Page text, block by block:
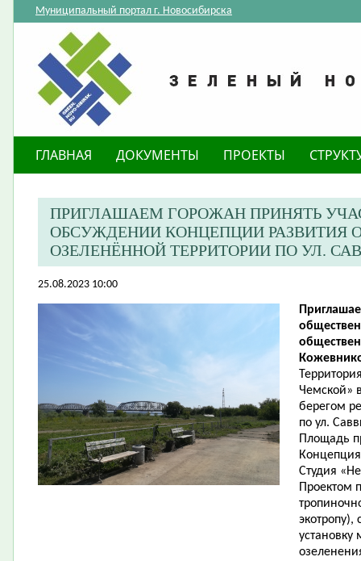
Муниципальный портал г. Новосибирска
ГЛАВНАЯ ДОКУМЕНТЫ ПРОЕКТЫ
ПРИГЛАШАЕМ ГОРОЖАН ПРИНЯТЬ
ОБСУЖДЕНИИ КОНЦЕПЦИИ РАЗВИТИЯ
ОЗЕЛЕНЁННОЙ ТЕРРИТОРИИ ПО УЛ.
25.08.2023 10:00
Чемской»
берегом
по ул.
Площадь
Студия
Проектом
экотропу),